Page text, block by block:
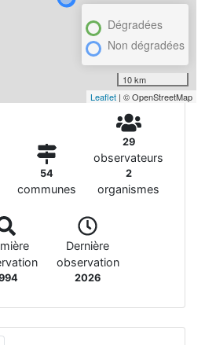
Dégradées
Non dégradées
10 km
Leaflet | © OpenStreetMap
54
communes
29
observateurs
2
organismes
Dernière
observation
2026